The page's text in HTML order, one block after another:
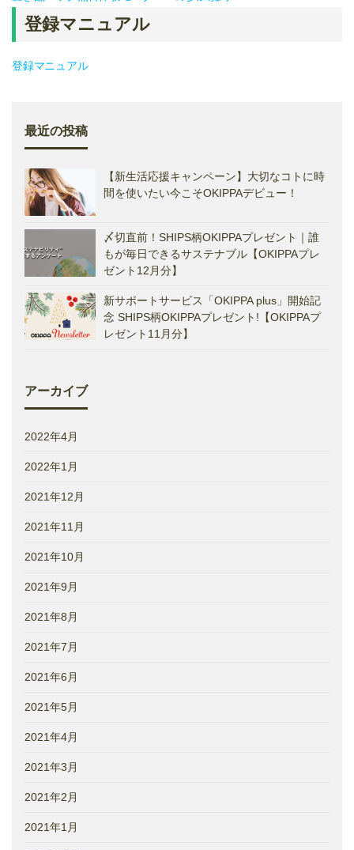
登録マニュアル
登録マニュアル
最近の投稿
【新生活応援キャンペーン】大切なコトに時
間を使いたい今こそOKIPPAデビュー！
〆切直前！SHIPS柄OKIPPAプレゼント｜誰
もが毎日できるサステナブル【OKIPPAプレ
ゼント12月分】
新サポートサービス「OKIPPA plus」開始記
念 SHIPS柄OKIPPAプレゼント!【OKIPPAプ
レゼント11月分】
アーカイブ
2022年4月
2022年1月
2021年12月
2021年11月
2021年10月
2021年9月
2021年8月
2021年7月
2021年6月
2021年5月
2021年4月
2021年3月
2021年2月
2021年1月